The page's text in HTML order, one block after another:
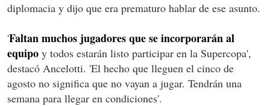
diplomacia y dijo que era prematuro hablar de ese asunto.
'Faltan muchos jugadores que se incorporarán al
equipo y todos estarán listo participar en la Supercopa',
destacó Ancelotti. 'El hecho que lleguen el cinco de
agosto no significa que no vayan a jugar. Tendrán una
semana para llegar en condiciones'.